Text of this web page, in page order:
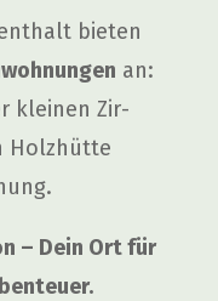
bie­ten
an:
klei­nen Zir­
Holz­hüt­te
– Dein Ort für